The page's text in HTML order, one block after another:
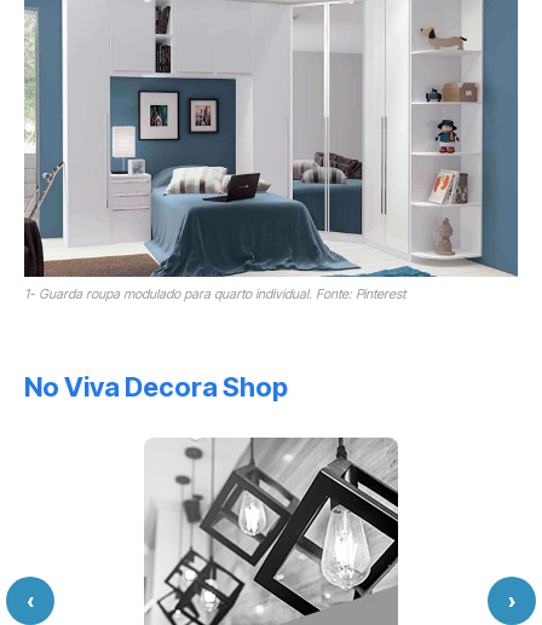
1- Guarda roupa modulado para quarto individual. Fonte: Pinterest
No Viva Decora Shop
‹ ›